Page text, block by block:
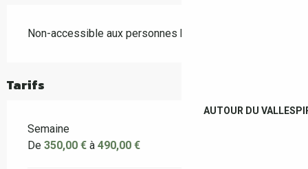
AUTOUR DU
Non-accessible aux personnes handicapées
Tarifs
Semaine
De 350,00 € à 490,00 €